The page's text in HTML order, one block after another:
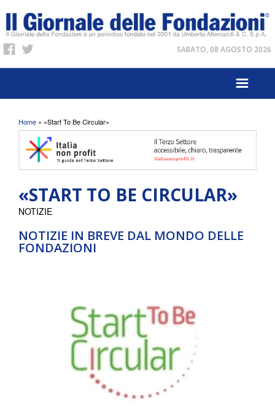
SABATO, 08 AGOSTO 2026
Tu sei qui
Home » «Start To Be Circular»
«START TO BE CIRCULAR»
NOTIZIE IN BREVE DAL MONDO DELLE
FONDAZIONI
NOTIZIE